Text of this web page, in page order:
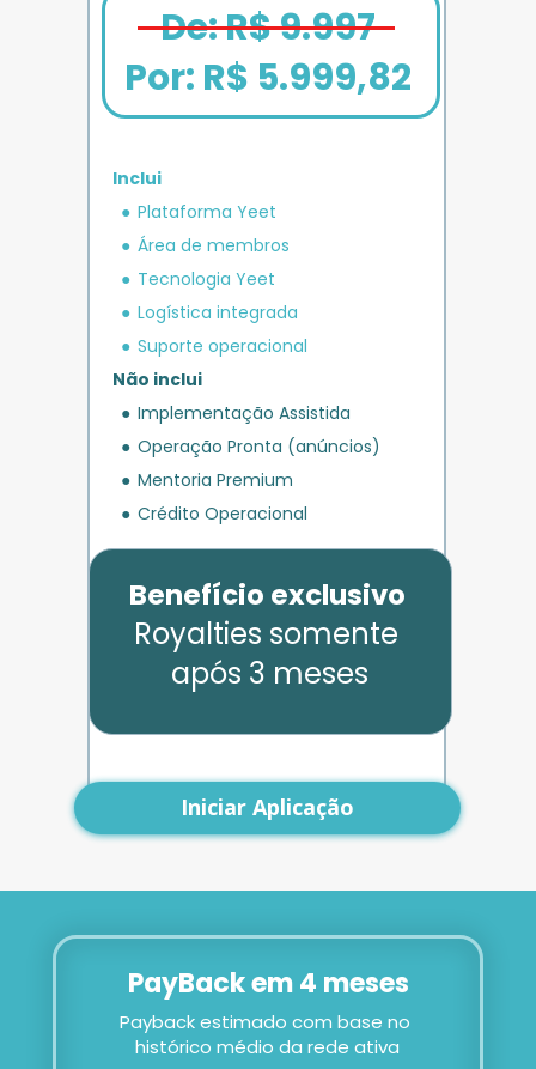
PLANO
IMPULSO
Parcele em até
12x de R$ 1.666,67
Inclui
Plataforma Yeet
Área de membros
Tecnologia Yeet
Logística integrada
Suporte operacional
Não inclui
Implementação Assistida
Operação Pronta (anúncios)
Mentoria Premium
Crédito Operacional
Bônus exclusivo
+ R$ 5.000
Yeet
Benefício exclusivo
Iniciar Aplicação
De: R$ 9.997
Por: R$ 5.999,82
Royalties somente
após 3 meses
Benefício exclusivo
PayBack em 4 meses
Payback estimado com base no
histórico médio da rede ativa